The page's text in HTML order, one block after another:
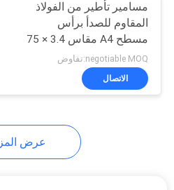
مسامير
البلاستيك
7
مسامير تأطير من الفولاذ
المقاوم للصدأ برأس
مسطح A4 مقاس 3.4 × 75
مم
negotiable MOQ:تفاوض
الاتصال
عرض